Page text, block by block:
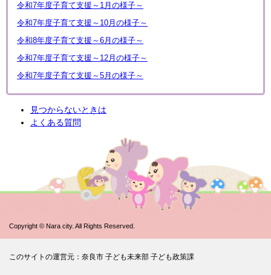
令和7年度子育て支援～1月の様子～
令和7年度子育て支援～10月の様子～
令和8年度子育て支援～6月の様子～
令和7年度子育て支援～12月の様子～
令和7年度子育て支援～5月の様子～
見つからないときは
よくある質問
Copyright © Nara city. All Rights Reserved.
このサイトの運営元：奈良市 子ども未来部 子ども政策課